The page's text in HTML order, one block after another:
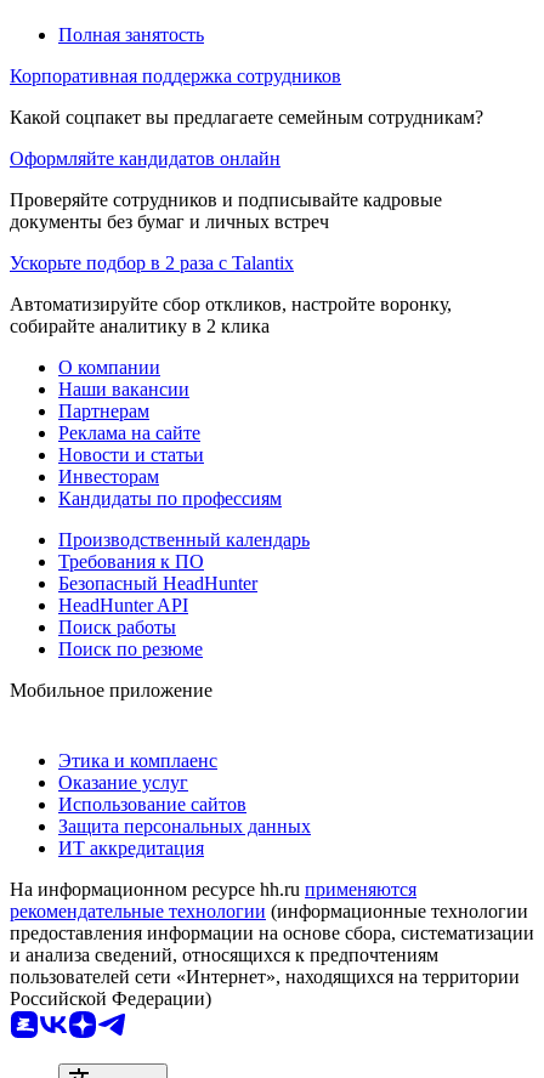
Полная занятость
Корпоративная поддержка сотрудников
Какой соцпакет вы предлагаете семейным сотрудникам?
Оформляйте кандидатов онлайн
Проверяйте сотрудников и подписывайте кадровые
документы без бумаг и личных встреч
Ускорьте подбор в 2 раза с Talantix
Автоматизируйте сбор откликов, настройте воронку,
собирайте аналитику в 2 клика
О компании
Наши вакансии
Партнерам
Реклама на сайте
Новости и статьи
Инвесторам
Кандидаты по профессиям
Производственный календарь
Требования к ПО
Безопасный HeadHunter
HeadHunter API
Поиск работы
Поиск по резюме
Мобильное приложение
Этика и комплаенс
Оказание услуг
Использование сайтов
Защита персональных данных
ИТ аккредитация
На информационном ресурсе hh.ru применяются
рекомендательные технологии (информационные технологии
предоставления информации на основе сбора, систематизации
и анализа сведений, относящихся к предпочтениям
пользователей сети «Интернет», находящихся на территории
Российской Федерации)